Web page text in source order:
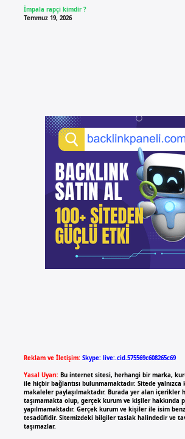
İmpala rapçi kimdir ?
Temmuz 19, 2026
Reklam ve İletişim: Skype: live:.cid.575569c608265c69
Yasal Uyarı: Bu internet sitesi, herhangi bir marka,
ile hiçbir bağlantısı bulunmamaktadır. Sitede yalnızca
makaleler paylaşılmaktadır. Burada yer alan içerikler
taşımamakta olup, gerçek kurum ve kişiler hakkında
yapılmamaktadır. Gerçek kurum ve kişiler ile isim
tesadüfidir. Sitemizdeki bilgiler taslak halindedir ve
taşımazlar.